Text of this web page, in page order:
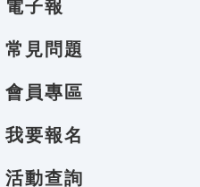
電子報
常見問題
會員專區
我要報名
活動查詢